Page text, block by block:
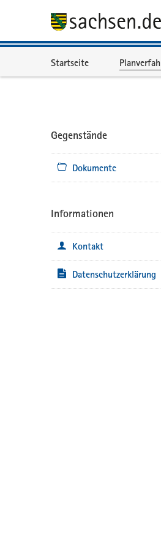
Startseite
Gegenstände
Dokumente
Informationen
Kontakt
Datenschutzerklärung